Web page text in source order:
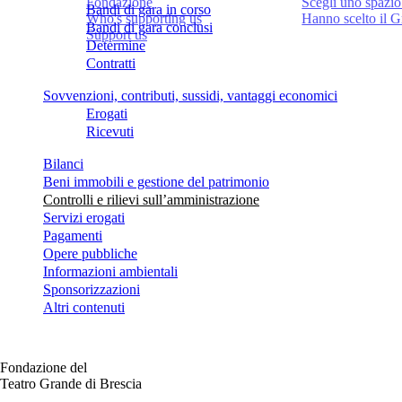
Who's supporting us
Support us
Hanno scelto il
Bandi di gara in corso
Bandi di gara conclusi
Determine
Contratti
Sovvenzioni, contributi, sussidi, vantaggi economici
Erogati
Ricevuti
Bilanci
Beni immobili e gestione del patrimonio
Controlli e rilievi sull’amministrazione
Servizi erogati
Pagamenti
Opere pubbliche
Informazioni ambientali
Sponsorizzazioni
Altri contenuti
Fondazione del
Teatro Grande di Brescia